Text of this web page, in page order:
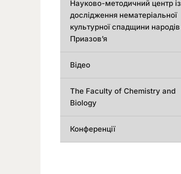
Науково-методичний центр із
дослідження нематеріальної
культурної спадщини народів
Приазов’я
Відео
The Faculty of Chemistry and
Biology
Конференції